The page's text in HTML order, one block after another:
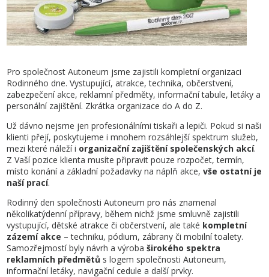
Pro společnost Autoneum jsme zajistili kompletní organizaci
Rodinného dne. Vystupující, atrakce, technika, občerstvení,
zabezpečení akce, reklamní předměty, informační tabule, letáky a
personální zajištění. Zkrátka organizace do A do Z.
Už dávno nejsme jen profesionálními tiskaři a lepiči. Pokud si naši
klienti přejí, poskytujeme i mnohem rozsáhlejší spektrum služeb,
mezi které náleží i organizační zajištění společenských akcí.
Z Vaší pozice klienta musíte připravit pouze rozpočet, termín,
místo konání a základní požadavky na náplň akce,vše ostatní je
naší prací.
Rodinný den společnosti Autoneum pro nás znamenal
několikatýdenní přípravy, během nichž jsme smluvně zajistili
vystupující, dětské atrakce či občerstvení, ale také kompletní
zázemí akce – techniku, pódium, zábrany či mobilní toalety.
Samozřejmostí byly návrh a výrobaširokého spektra
reklamních předmětů s logem společnosti Autoneum,
informační letáky, navigační cedule a další prvky.